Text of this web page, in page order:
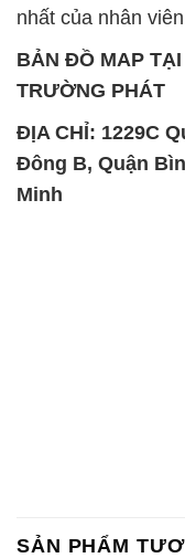
nhất của nhân
BẢN ĐỒ MAP
TRƯỜNG PHÁT
ĐỊA CHỈ: 1229C
Đông B, Quận
Minh
SẢN PHẨM